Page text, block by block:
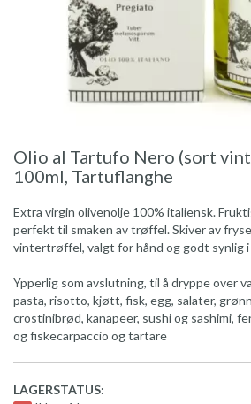
Olio al Tartufo Nero (sort
100ml, Tartuflanghe
Extra virgin olivenolje 100% italiensk.
perfekt til smaken av trøffel. Skiver av
vintertrøffel, valgt for hånd og godt synlig
Ypperlig som avslutning, til å dryppe over
pasta, risotto, kjøtt, fisk, egg, salater,
crostinibrød, kanapeer, sushi og sashimi,
og fiskecarpaccio og tartare
LAGERSTATUS: